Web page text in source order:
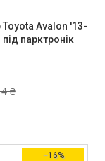
Avalon '13-
парктронік
₴
–16%